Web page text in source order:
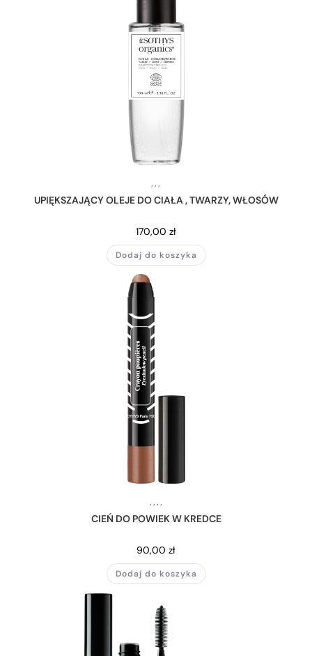
, , ,
UPIĘKSZAJĄCY OLEJE DO CIAŁA , TWARZY, WŁOSÓW
170,00 zł
Dodaj do koszyka
, , , ,
CIEŃ DO POWIEK W KREDCE
90,00 zł
Dodaj do koszyka